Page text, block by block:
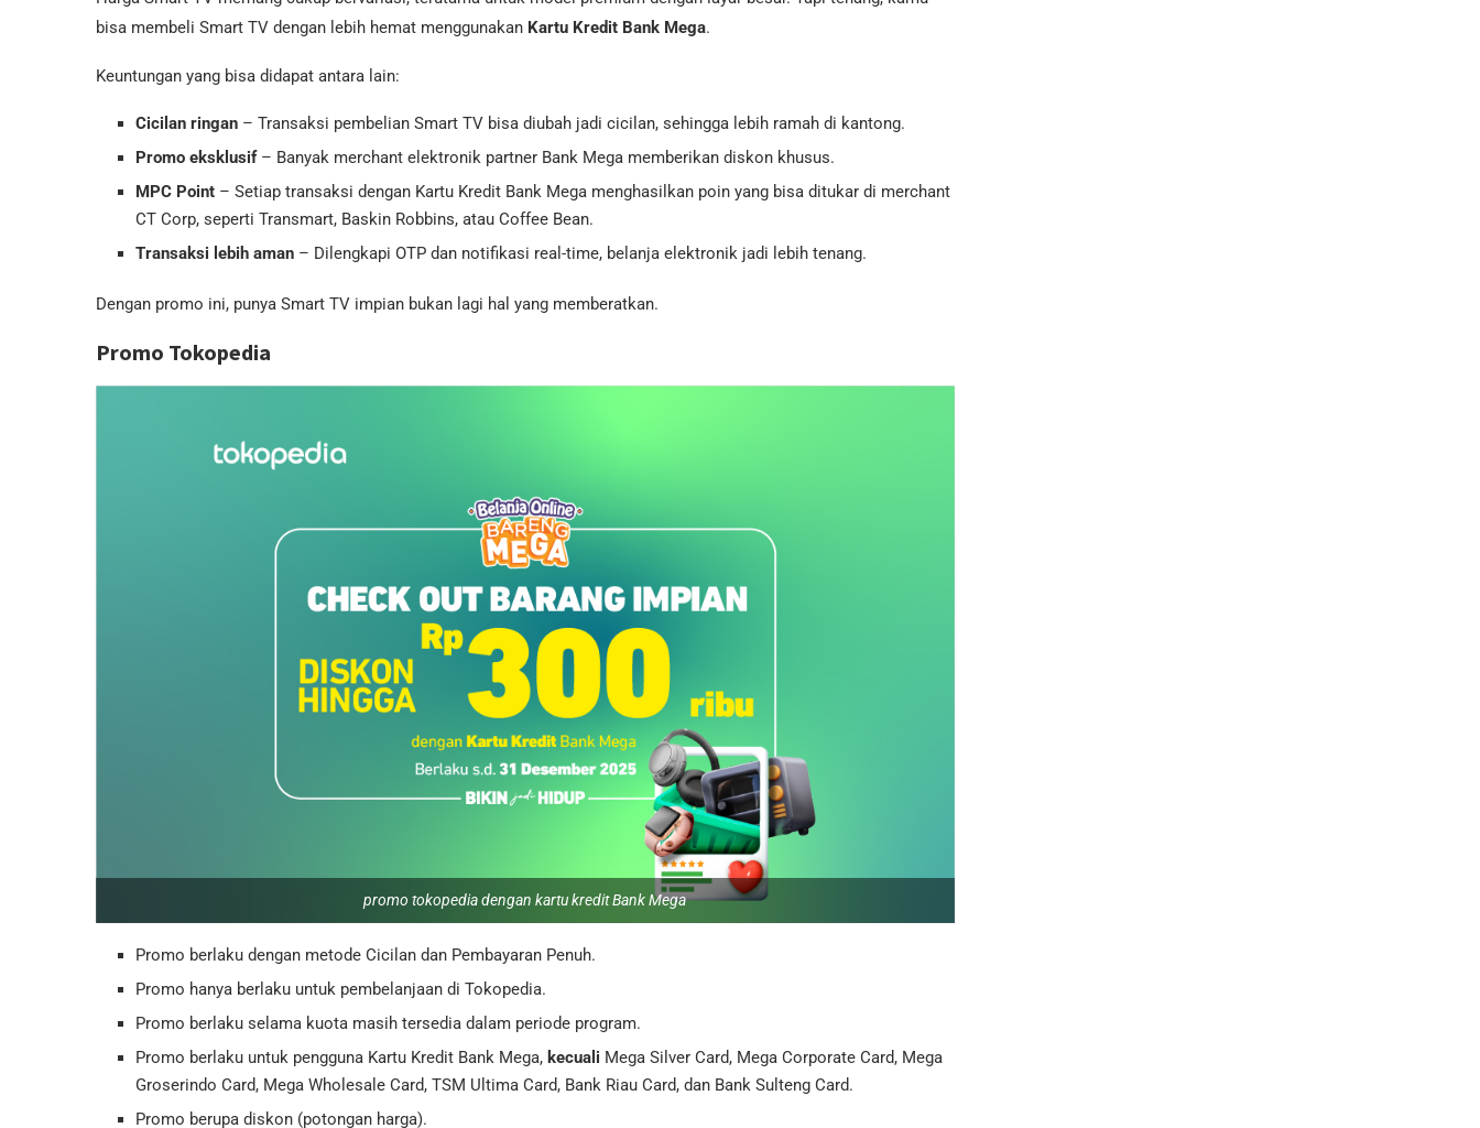
bisa membeli Smart TV dengan lebih hemat menggunakan Kartu Kredit Bank Mega.
Keuntungan yang bisa didapat antara lain:
Cicilan ringan – Transaksi pembelian Smart TV bisa diubah jadi cicilan, sehingga lebih ramah di kantong.
Promo eksklusif– Banyak merchant elektronik partner Bank Mega memberikan diskon khusus.
MPC Point – Setiap transaksi dengan Kartu Kredit Bank Mega menghasilkan poin yang bisa ditukar di merchant
CT Corp, seperti Transmart, Baskin Robbins, atau Coffee Bean.
Transaksi lebih aman – Dilengkapi OTP dan notifikasi real-time, belanja elektronik jadi lebih tenang.
Dengan promo ini, punya Smart TV impian bukan lagi hal yang memberatkan.
Promo Tokopedia
promo tokopedia dengan kartu kredit Bank Mega
Promo berlaku dengan metode Cicilan dan Pembayaran Penuh.
Promo hanya berlaku untuk pembelanjaan di Tokopedia.
Promo berlaku selama kuota masih tersedia dalam periode program.
Promo berlaku untuk pengguna Kartu Kredit Bank Mega, kecuali Mega Silver Card, Mega Corporate Card, Mega
Groserindo Card, Mega Wholesale Card, TSM Ultima Card, Bank Riau Card, dan Bank Sulteng Card.
Promo berupa diskon (potongan harga).